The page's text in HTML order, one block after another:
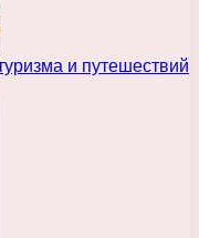
и путешествий